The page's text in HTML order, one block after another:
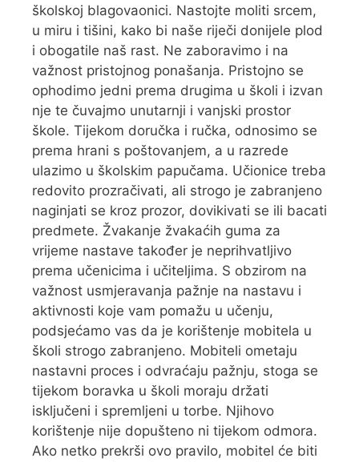
školskoj blagovaonici. Nastojte moliti srcem,
u miru i tišini, kako bi naše riječi donijele plod
i obogatile naš rast. Ne zaboravimo i na
važnost pristojnog ponašanja. Pristojno se
ophodimo jedni prema drugima u školi i izvan
nje te čuvajmo unutarnji i vanjski prostor
škole. Tijekom doručka i ručka, odnosimo se
prema hrani s poštovanjem, a u razrede
ulazimo u školskim papučama. Učionice treba
redovito prozračivati, ali strogo je zabranjeno
naginjati se kroz prozor, dovikivati se ili bacati
predmete. Žvakanje žvakaćih guma za
vrijeme nastave također je neprihvatljivo
prema učenicima i učiteljima. S obzirom na
važnost usmjeravanja pažnje na nastavu i
aktivnosti koje vam pomažu u učenju,
podsjećamo vas da je korištenje mobitela u
školi strogo zabranjeno. Mobiteli ometaju
nastavni proces i odvraćaju pažnju, stoga se
tijekom boravka u školi moraju držati
isključeni i spremljeni u torbe. Njihovo
korištenje nije dopušteno ni tijekom odmora.
Ako netko prekrši ovo pravilo, mobitel će biti